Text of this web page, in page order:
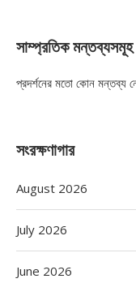
সাম্প্রতিক মন্তব্যসমূহ
প্রদর্শনের মতো কোন মন্তব্য
সংরক্ষণাগার
August 2026
July 2026
June 2026